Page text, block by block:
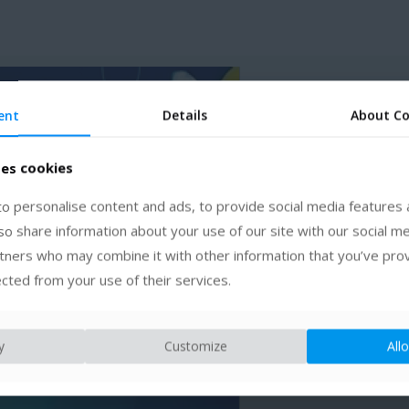
Details About
cookies
personalise content and ads, to provide social media features
share information about your use of our site with our social
who may combine it with other information that you’ve
from your use of their services.
Customize
Details About
cookies
personalise content and ads, to provide social media features
share information about your use of our site with our social
who may combine it with other information that you’ve
from your use of their services.
Customize